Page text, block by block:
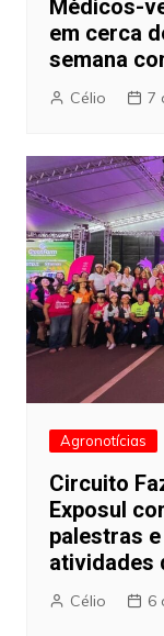
Médicos-
em cerca
semana
Célio 7
Agronotícias
Circuito
Exposul
palestras
atividades
Célio 6